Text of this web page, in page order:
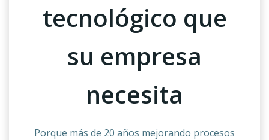
tecnológico que
su empresa
necesita
Porque más de 20 años mejorando procesos